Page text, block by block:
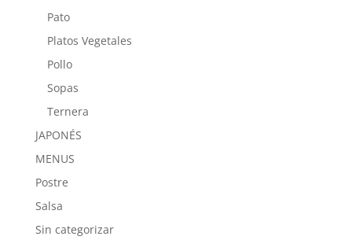
Pato
Platos Vegetales
Pollo
Sopas
Ternera
JAPONÉS
MENUS
Postre
Salsa
Sin categorizar